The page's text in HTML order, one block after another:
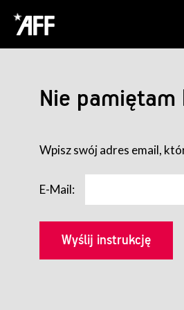
Nie pamiętam
Wpisz swój adres email,
E-Mail: